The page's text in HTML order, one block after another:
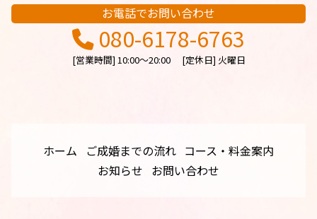
お電話でお問い合わせ
080-6178-6763
[営業時間] 10:00～20:00 [定休日] 火曜日
ホーム ご成婚までの流れ コース・料金案内
お知らせ お問い合わせ